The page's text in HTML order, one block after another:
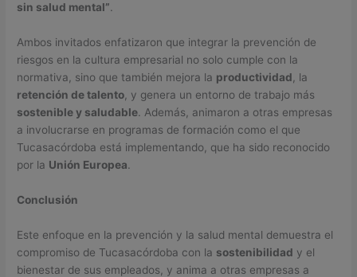
sin salud mental”.
Ambos invitados enfatizaron que integrar la prevención de
riesgos en la cultura empresarial no solo cumple con la
normativa, sino que también mejora la productividad , la
retención de talento , y genera un entorno de trabajo más
sostenible y saludable. Además, animaron a otras empresas
a involucrarse en programas de formación como el que
Tucasacórdoba está implementando, que ha sido reconocido
por la Unión Europea.
Conclusión
Este enfoque en la prevención y la salud mental demuestra el
compromiso de Tucasacórdoba con la sostenibilidad y el
bienestar de sus empleados, y anima a otras empresas a